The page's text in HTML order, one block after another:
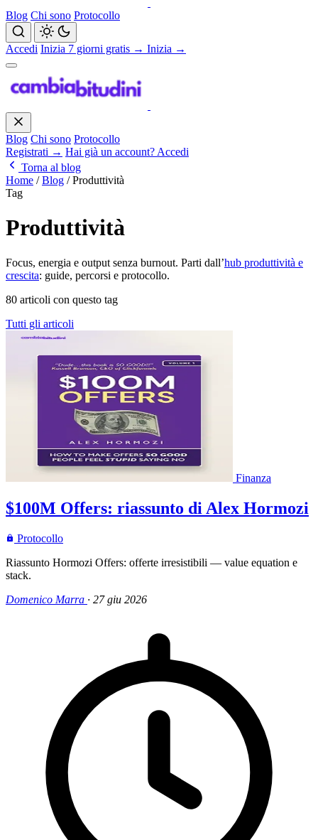
Blog Chi sono Protocollo
Accedi Inizia 7 giorni gratis → Inizia →
Blog Chi sono Protocollo
Registrati → Hai già un account? Accedi
Torna al blog
Home / Blog / Produttività
Tag
Produttività
Focus, energia e output senza burnout. Parti dall’hub produttività e
crescita: guide, percorsi e protocollo.
80 articoli con questo tag
Tutti gli articoli
Finanza
$100M Offers: riassunto di Alex Hormozi
Protocollo
Riassunto Hormozi Offers: offerte irresistibili — value equation e
stack.
Domenico Marra · 27 giu 2026